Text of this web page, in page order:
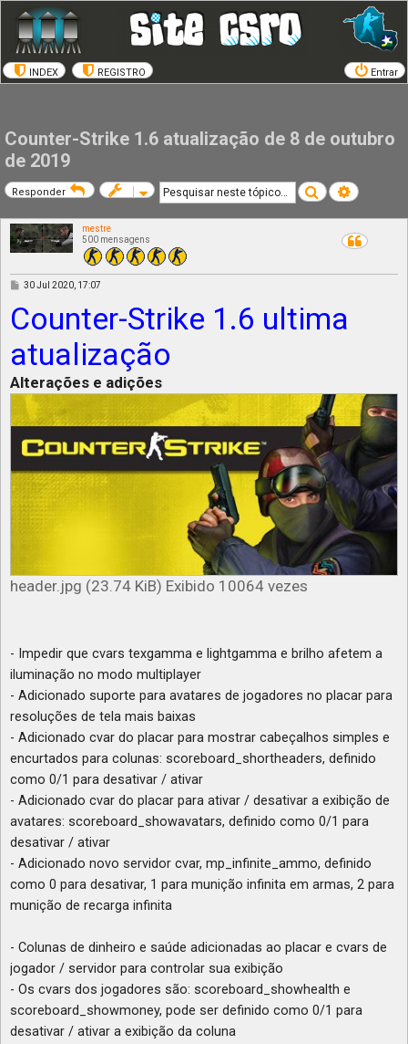
INDEX REGISTRO Entrar
Counter-Strike 1.6 atualização de 8 de outubro
de 2019
Responder PesquisarPesquisa
mestre
500 mensagens
M
n
s
a
e
m
30 Jul 2020, 17:07
Counter-Strike 1.6 ultima
atualização
Alterações e adições
header.jpg (23.74 KiB) Exibido 10064 vezes
- Impedir que cvars texgamma e lightgamma e brilho afetem a
iluminação no modo multiplayer
- Adicionado suporte para avatares de jogadores no placar para
resoluções de tela mais baixas
- Adicionado cvar do placar para mostrar cabeçalhos simples e
encurtados para colunas: scoreboard_shortheaders, definido
como 0/1 para desativar / ativar
- Adicionado cvar do placar para ativar / desativar a exibição de
avatares: scoreboard_showavatars, definido como 0/1 para
desativar / ativar
- Adicionado novo servidor cvar, mp_infinite_ammo, definido
como 0 para desativar, 1 para munição infinita em armas, 2 para
munição de recarga infinita
- Colunas de dinheiro e saúde adicionadas ao placar e cvars de
jogador / servidor para controlar sua exibição
- Os cvars dos jogadores são: scoreboard_showhealth e
scoreboard_showmoney, pode ser definido como 0/1 para
desativar / ativar a exibição da coluna